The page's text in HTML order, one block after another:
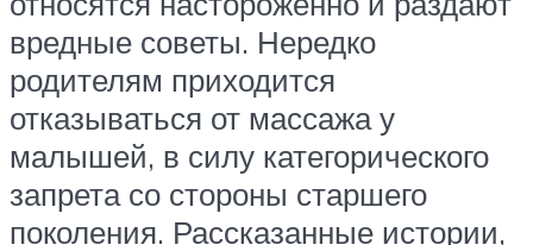
вредные советы. Нередко
родителям приходится
отказываться от массажа у
малышей, в силу категорического
запрета со стороны старшего
поколения. Рассказанные истории,